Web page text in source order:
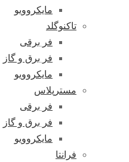
مایکروویو
تاکنوگلد
فر برقی
فر برق و گاز
مایکروویو
مسترپلاس
فر برقی
فر برق و گاز
مایکروویو
فرانتا